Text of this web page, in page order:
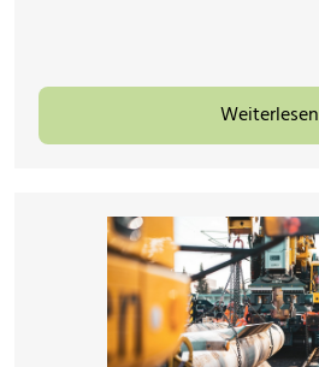
Weiterlesen